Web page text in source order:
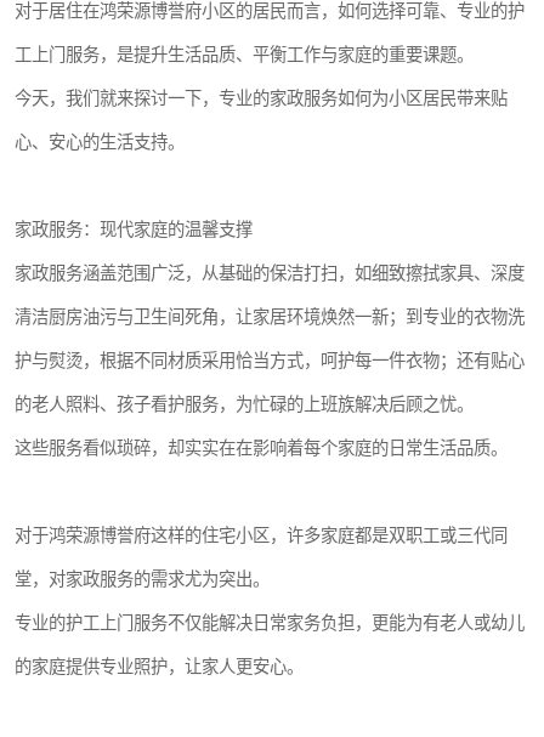
对于居住在鸿荣源博誉府小区的居民而言，如何选择可靠、专业的护
工上门服务，是提升生活品质、平衡工作与家庭的重要课题。
今天，我们就来探讨一下，专业的家政服务如何为小区居民带来贴
心、安心的生活支持。
家政服务：现代家庭的温馨支撑
家政服务涵盖范围广泛，从基础的保洁打扫，如细致擦拭家具、深度
清洁厨房油污与卫生间死角，让家居环境焕然一新；到专业的衣物洗
护与熨烫，根据不同材质采用恰当方式，呵护每一件衣物；还有贴心
的老人照料、孩子看护服务，为忙碌的上班族解决后顾之忧。
这些服务看似琐碎，却实实在在影响着每个家庭的日常生活品质。
对于鸿荣源博誉府这样的住宅小区，许多家庭都是双职工或三代同
堂，对家政服务的需求尤为突出。
专业的护工上门服务不仅能解决日常家务负担，更能为有老人或幼儿
的家庭提供专业照护，让家人更安心。